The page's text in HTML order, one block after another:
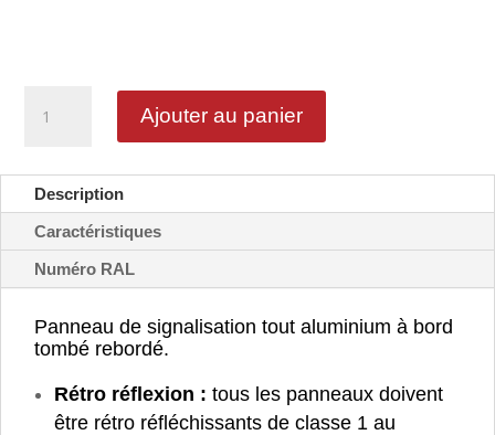
de
aux
poids
lourds
-
B8
Ajouter au panier
Description
Caractéristiques
Numéro RAL
Panneau de signalisation tout aluminium à bord
tombé rebordé.
Rétro réflexion : tous les panneaux doivent
être rétro réfléchissants de classe 1 au